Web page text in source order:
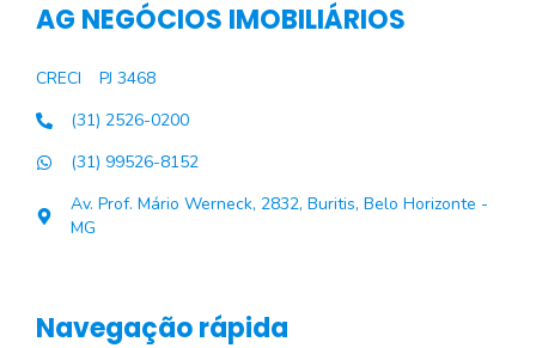
AG NEGÓCIOS IMOBILIÁRIOS
CRECI
PJ 3468
(31) 2526-0200
(31) 99526-8152
Av. Prof. Mário Werneck, 2832, Buritis, Belo Horizonte -
MG
Navegação rápida